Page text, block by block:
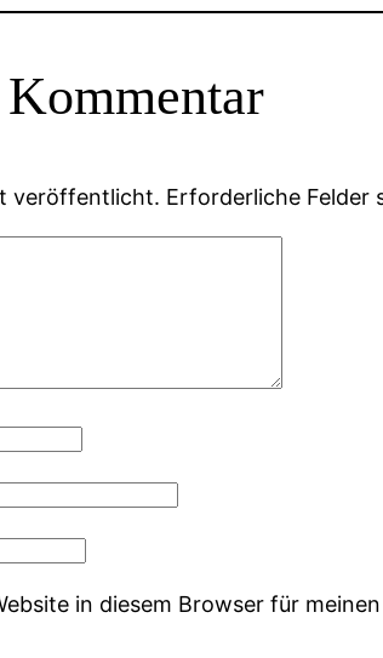
veröffentlicht. Erforderliche Felder
in diesem Browser für